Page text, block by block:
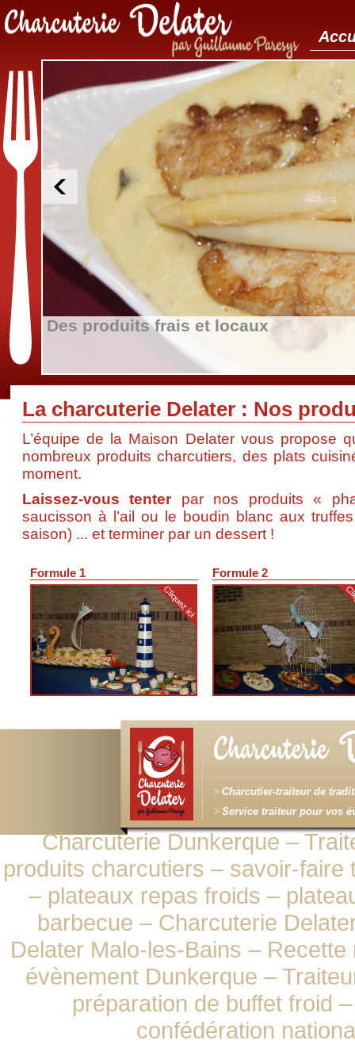
Des produits frais et locaux
Un large choix de produits charcutiers
La charcuterie Delater : Nos
L’équipe de la Maison Delater vous propose
nombreux produits charcutiers, des plats
moment.
Laissez-vous tenterpar nos produits «
saucisson à l’ail ou le boudin blanc aux
saison) ... et terminer par un dessert !
Formule 1 Formule 2
Charcutier-traiteur de
Service traiteur pour vos
Charcuterie Dunkerque –
produits charcutiers – savoir-
– plateaux repas froids –
barbecue – Charcuterie
Delater Malo-les-Bains –
évènement Dunkerque –
préparation de buffet froid
confédération